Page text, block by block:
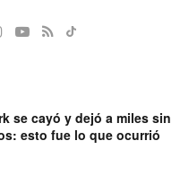
se cayó y dejó a miles sin
esto fue lo que ocurrió